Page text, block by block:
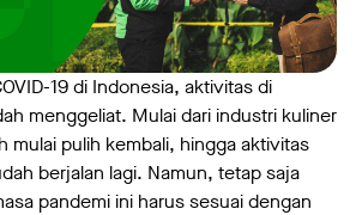
19 di Indonesia, aktivitas di
menggeliat. Mulai dari industri kuliner
mulai pulih kembali, hingga aktivitas
berjalan lagi. Namun, tetap saja
pandemi ini harus sesuai dengan